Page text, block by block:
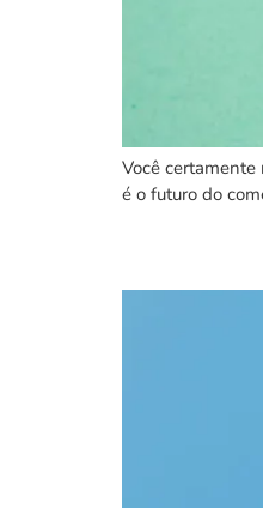
Você
é o futuro do